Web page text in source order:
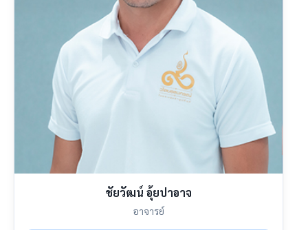
ชัยวัฒน์ อุ้ยปาอาจ
อาจารย์